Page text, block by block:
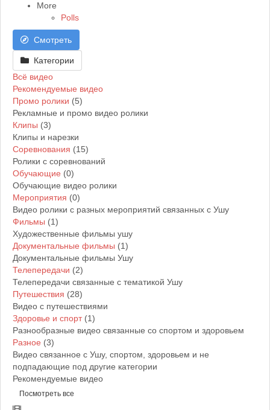
Информация о нашем клубе
Социальная сеть
Спортивная социальная сеть Ушу
Фото
Видео
More
Polls
Смотреть
Категории
Всё видео
Рекомендуемые видео
Промо ролики (5)
Рекламные и промо видео ролики
Клипы (3)
Клипы и нарезки
Соревнования (15)
Ролики с соревнований
Обучающие (0)
Обучающие видео ролики
Мероприятия (0)
Видео ролики с разных мероприятий связанных с Ушу
Фильмы (1)
Художественные фильмы ушу
Документальные фильмы (1)
Документальные фильмы Ушу
Телепередачи (2)
Телепередачи связанные с тематикой Ушу
Путешествия (28)
Видео с путешествиями
Здоровье и спорт (1)
Разнообразные видео связанные со спортом и здоровьем
Разное (3)
Видео связанное с Ушу, спортом, здоровьем и не
подпадающие под другие категории
Рекомендуемые видео
Посмотреть все